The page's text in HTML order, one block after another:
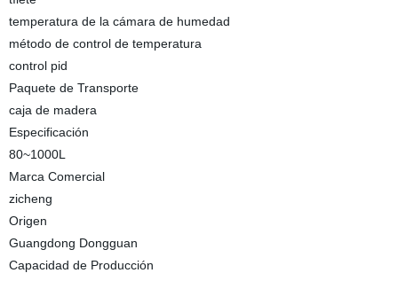
temperatura de la cámara de humedad
método de control de temperatura
control pid
Paquete de Transporte
caja de madera
Especificación
80~1000L
Marca Comercial
zicheng
Origen
Guangdong Dongguan
Capacidad de Producción